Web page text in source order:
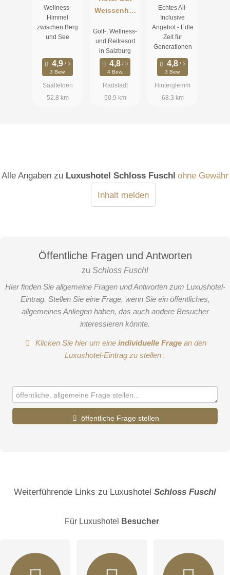
Wellness-
Himmel
zwischen Berg
und See
3 Bew.
Saalfelden
52.8 km
Weissenhof
Golf-, Wellness-
und Reitresort
in Salzburg
4 Bew.
Radstadt
50.9 km
nresort ****S
Echtes All-
Inclusive
Angebot - Edle
Zeit für
Generationen
3 Bew.
Hinterglemm
68.3 km
Alle Angaben zu Luxushotel Schloss Fuschl ohne Gewähr
Inhalt melden
Öffentliche Fragen und Antworten
zu Schloss Fuschl
Hier finden Sie allgemeine Fragen und Antworten zum Luxushotel-
Eintrag. Stellen Sie eine Frage, wenn Sie ein öffentliches,
allgemeines Anliegen haben, das auch andere Besucher
interessieren könnte.
Klicken Sie hier um eineindividuelle Frage an den
Luxushotel-Eintrag zu stellen .
öffentliche Frage stellen
E-Mail-Adresse (wird nicht veröffentlicht)
Weiterführende Links zu Luxushotel Schloss Fuschl
Für Luxushotel Besucher